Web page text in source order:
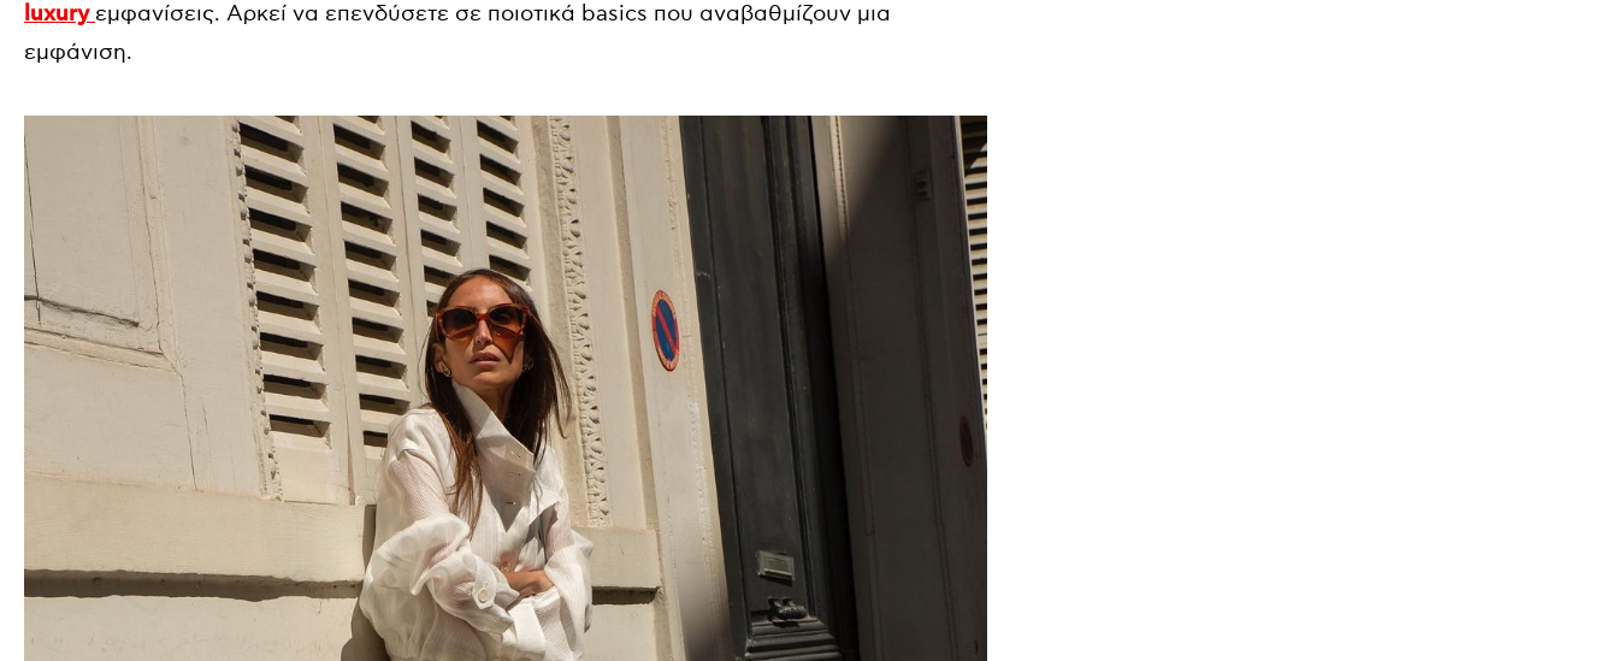
luxury εμφανίσεις. Αρκεί να επενδύσετε σε ποιοτικά basics που αναβαθμίζουν μια
εμφάνιση.